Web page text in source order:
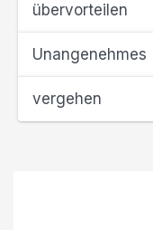
übervorteilen
Unangenehmes
vergehen